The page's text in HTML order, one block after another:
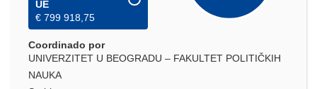
UE
€ 799 918,75
Coordinado por
UNIVERZITET U BEOGRADU – FAKULTET POLITIČKIH
NAUKA